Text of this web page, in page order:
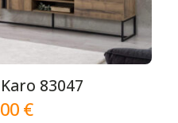
83047
€